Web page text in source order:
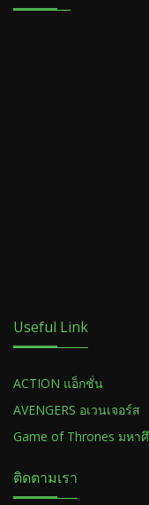
Useful Link
ACTION แอ็กชั่น
AVENGERS อเวนเจอร์ส
Game of Thrones มหา
ติดตามเรา